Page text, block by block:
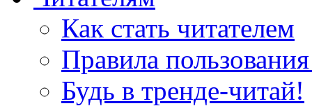
Как стать читателем
Правила
Будь в тренде-читай!